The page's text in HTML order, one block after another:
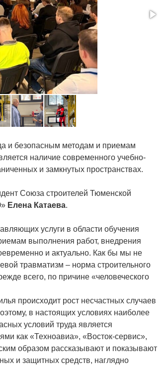
и безопасным методам и приемам
наличие современного учебно-
и замкнутых пространствах.
Союза строителей Тюменской
Елена Катаева.
услуги в области обучения
выполнения работ, внедрения
и актуально. Как бы мы не
травматизм – норма строительного
всего, по причине «человеческого
происходит рост несчастных случаев
в настоящих условиях наиболее
условий труда является
как «Техноавиа», «Восток-сервис»,
образом рассказывают и показывают
и защитных средств, наглядно